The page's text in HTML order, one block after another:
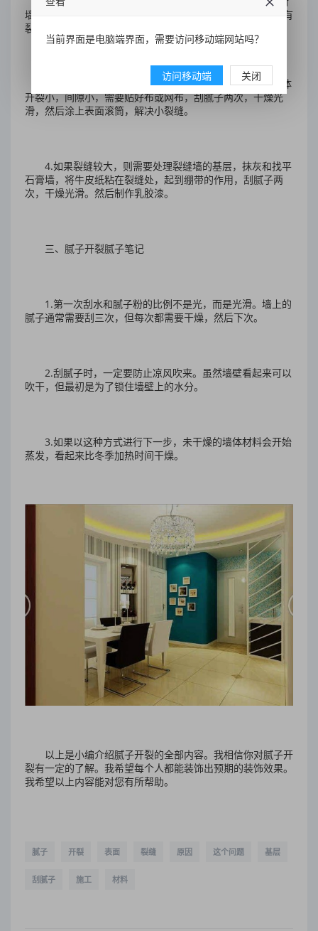
墙腻子水未完全蒸发，从而降低了新腻子的附着力，涂漆后有
裂缝。这些裂缝的时间也将根据原因而变化。
3.不解决腻子问题，不能完全解决这个问题个问题。墙体
开裂小，间隙小，需要贴好布或网布，刮腻子两次，干燥光
滑，然后涂上表面滚筒，解决小裂缝。
4.如果裂缝较大，则需要处理裂缝墙的基层，抹灰和找平
石膏墙，将牛皮纸粘在裂缝处，起到绷带的作用，刮腻子两
次，干燥光滑。然后制作乳胶漆。
三、腻子开裂腻子笔记
1.第一次刮水和腻子粉的比例不是光，而是光滑。墙上的
腻子通常需要刮三次，但每次都需要干燥，然后下次。
2.刮腻子时，一定要防止凉风吹来。虽然墙壁看起来可以
吹干，但最初是为了锁住墙壁上的水分。
3.如果以这种方式进行下一步，未干燥的墙体材料会开始
蒸发，看起来比冬季加热时间干燥。
以上是小编介绍腻子开裂的全部内容。我相信你对腻子开
裂有一定的了解。我希望每个人都能装饰出预期的装饰效果。
我希望以上内容能对您有所帮助。
腻子 开裂 表面 裂缝 原因 这个问题 基层
刮腻子 施工 材料
当前界面是电脑端界面，需要访问移动端网站吗？
访问移动端 关闭